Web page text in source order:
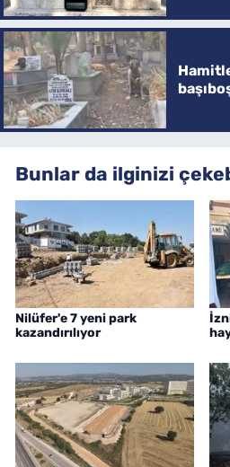
Bunlar da ilginizi
Nilüfer'e 7 yeni park
kazandırılıyor